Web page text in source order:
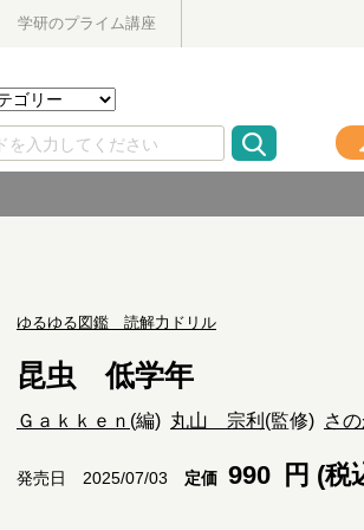
学研のプライム講座
ゆるゆる図鑑 読解力ドリル
昆虫 低学年
Ｇａｋｋｅｎ (編) 丸山 宗利 (監修) さ
発売日 2025/07/03 定価 990 円 (税